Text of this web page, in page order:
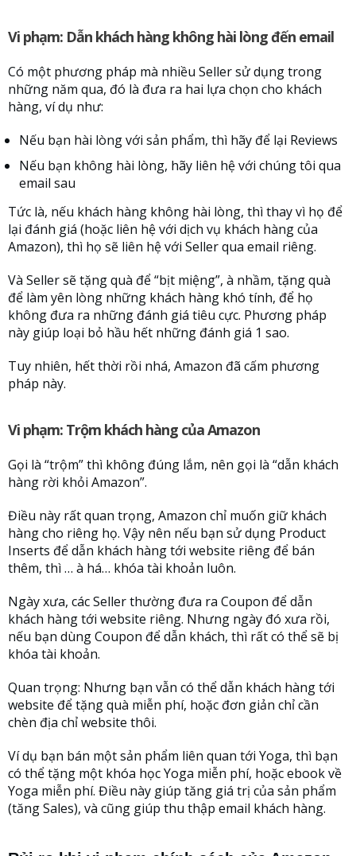
Vi phạm: Dẫn khách hàng không hài lòng đến email
Có một phương pháp mà nhiều Seller sử dụng trong
những năm qua, đó là đưa ra hai lựa chọn cho khách
hàng, ví dụ như:
Nếu bạn hài lòng với sản phẩm, thì hãy để lại Reviews
Nếu bạn không hài lòng, hãy liên hệ với chúng tôi qua
email sau
Tức là, nếu khách hàng không hài lòng, thì thay vì họ để
lại đánh giá (hoặc liên hệ với dịch vụ khách hàng của
Amazon), thì họ sẽ liên hệ với Seller qua email riêng.
Và Seller sẽ tặng quà để “bịt miệng”, à nhầm, tặng quà
để làm yên lòng những khách hàng khó tính, để họ
không đưa ra những đánh giá tiêu cực. Phương pháp
này giúp loại bỏ hầu hết những đánh giá 1 sao.
Tuy nhiên, hết thời rồi nhá, Amazon đã cấm phương
pháp này.
Vi phạm: Trộm khách hàng của Amazon
Gọi là “trộm” thì không đúng lắm, nên gọi là “dẫn khách
hàng rời khỏi Amazon”.
Điều này rất quan trọng, Amazon chỉ muốn giữ khách
hàng cho riêng họ. Vậy nên nếu bạn sử dụng Product
Inserts để dẫn khách hàng tới website riêng để bán
thêm, thì … à há… khóa tài khoản luôn.
Ngày xưa, các Seller thường đưa ra Coupon để dẫn
khách hàng tới website riêng. Nhưng ngày đó xưa rồi,
nếu bạn dùng Coupon để dẫn khách, thì rất có thể sẽ bị
khóa tài khoản.
Quan trọng: Nhưng bạn vẫn có thể dẫn khách hàng tới
website để tặng quà miễn phí, hoặc đơn giản chỉ cần
chèn địa chỉ website thôi.
Ví dụ bạn bán một sản phẩm liên quan tới Yoga, thì bạn
có thể tặng một khóa học Yoga miễn phí, hoặc ebook về
Yoga miễn phí. Điều này giúp tăng giá trị của sản phẩm
(tăng Sales), và cũng giúp thu thập email khách hàng.